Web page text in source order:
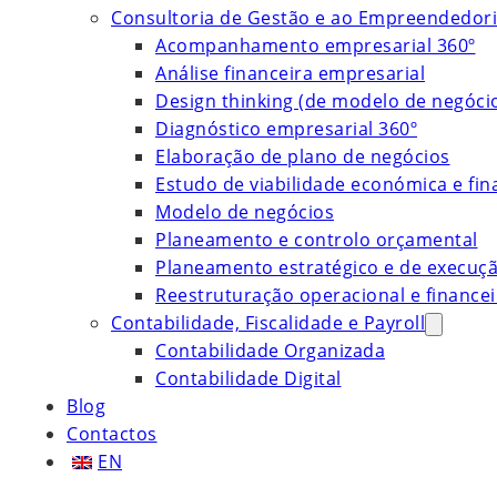
Consultoria de Gestão e ao
Acompanhamento empresarial 360º
Análise financeira empresarial
Design thinking (de modelo de
Diagnóstico empresarial 360º
Elaboração de plano de negócios
Estudo de viabilidade económica e
Modelo de negócios
Planeamento e controlo orçamental
Planeamento estratégico e de
Reestruturação operacional e
Contabilidade, Fiscalidade e Payroll
Contabilidade Organizada
Contabilidade Digital
Blog
Contactos
EN